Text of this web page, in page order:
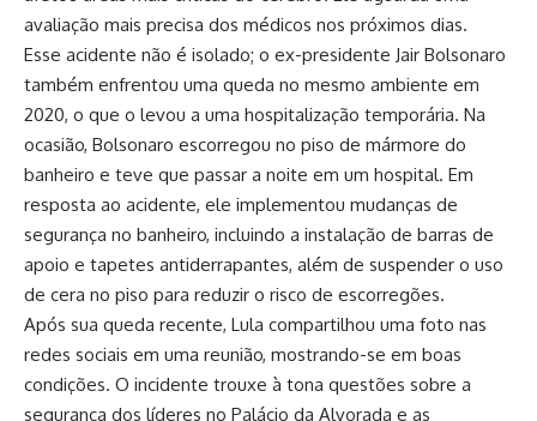
avaliação mais precisa dos médicos nos próximos dias.
Esse acidente não é isolado; o ex-presidente Jair Bolsonaro
também enfrentou uma queda no mesmo ambiente em
2020, o que o levou a uma hospitalização temporária. Na
ocasião, Bolsonaro escorregou no piso de mármore do
banheiro e teve que passar a noite em um hospital. Em
resposta ao acidente, ele implementou mudanças de
segurança no banheiro, incluindo a instalação de barras de
apoio e tapetes antiderrapantes, além de suspender o uso
de cera no piso para reduzir o risco de escorregões.
Após sua queda recente, Lula compartilhou uma foto nas
redes sociais em uma reunião, mostrando-se em boas
condições. O incidente trouxe à tona questões sobre a
segurança dos líderes no Palácio da Alvorada e as